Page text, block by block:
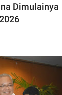
Dimulainya